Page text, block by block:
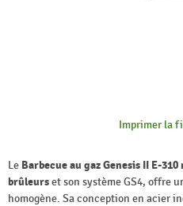
Imprimer la
Le Barbecue au gaz Genesis II E-310
brûleurset son système GS4, offre
homogène. Sa conception en acier